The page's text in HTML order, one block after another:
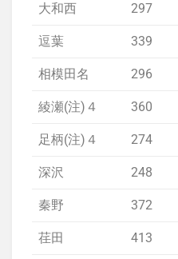
大和西 297
逗葉 339
相模田名 296
綾瀬(注)４ 360
足柄(注)４ 274
深沢 248
秦野 372
荏田 413